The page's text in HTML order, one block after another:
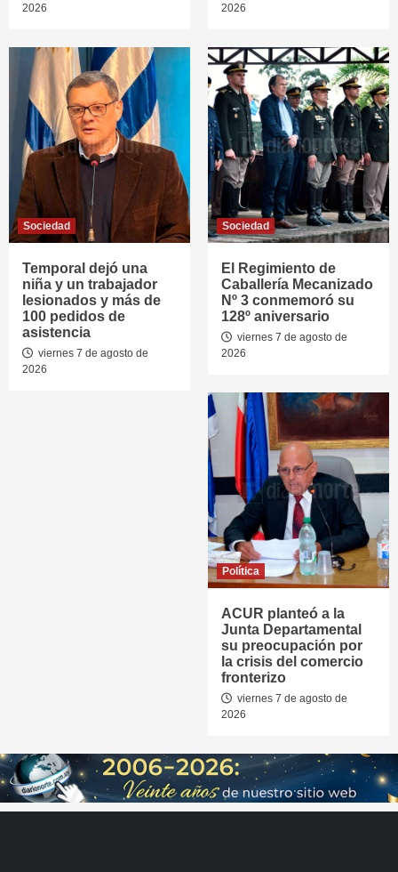
2026
2026
Sociedad
Temporal dejó una
niña y un trabajador
lesionados y más de
100 pedidos de
asistencia
viernes 7 de agosto de
2026
Sociedad
El Regimiento de
Caballería Mecanizado
Nº 3 conmemoró su
128º aniversario
viernes 7 de agosto de
2026
Política
ACUR planteó a la
Junta Departamental
su preocupación por
la crisis del comercio
fronterizo
viernes 7 de agosto de
2026